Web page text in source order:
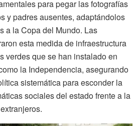
para pegar las fotografías
y padres ausentes, adaptándolos
a la Copa del Mundo. Las
esta medida de infraestructura
verdes que se han instalado en
la Independencia, asegurando
sistemática para esconder la
sociales del estado frente a la